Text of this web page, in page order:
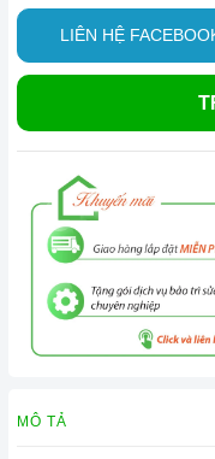
LIÊN HỆ
MÔ TẢ